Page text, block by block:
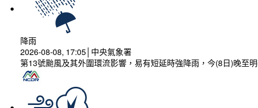
降雨
2026-08-08, 17:05│中央氣象署
第13號颱風及其外圍環流影響，易有短延時強降雨，今(8日)晚至